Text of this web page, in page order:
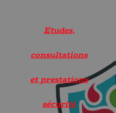
Etudes,
consultations
et prestations
sécurité